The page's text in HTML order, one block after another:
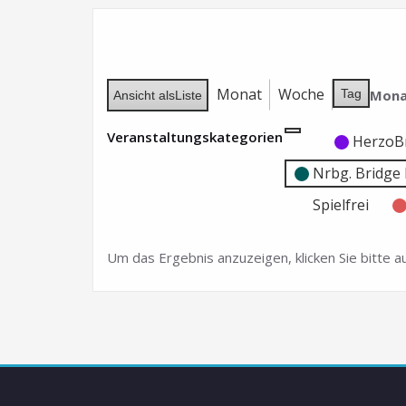
Ansicht alsListe Monat Woche Tag
Veranstaltungskategorien
Kategorie
ohne
Titel
Kategorie
ohne
Titel
Nrbg. Bridge
Spielfrei
Um das Ergebnis anzuzeigen, klicken Sie bitte